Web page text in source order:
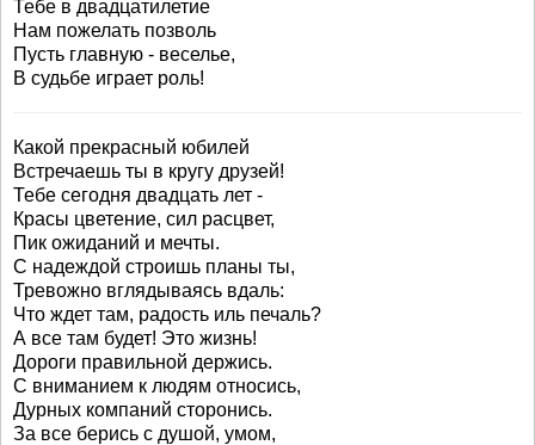
Тебе в двадцатилетие
Нам пожелать позволь
Пусть главную - веселье,
В судьбе играет роль!
Какой прекрасный юбилей
Встречаешь ты в кругу друзей!
Тебе сегодня двадцать лет -
Красы цветение, сил расцвет,
Пик ожиданий и мечты.
С надеждой строишь планы ты,
Тревожно вглядываясь вдаль:
Что ждет там, радость иль печаль?
А все там будет! Это жизнь!
Дороги правильной держись.
С вниманием к людям относись,
Дурных компаний сторонись.
За все берись с душой, умом,